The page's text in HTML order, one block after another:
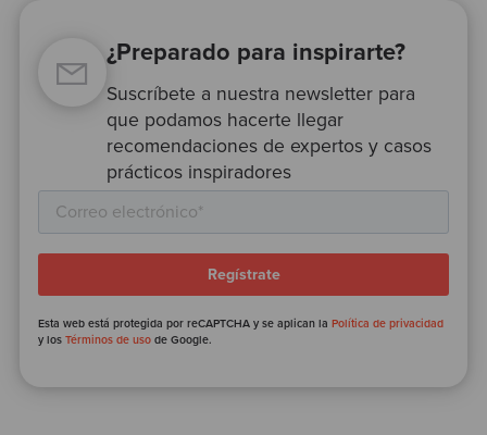
¿Preparado para inspirarte?
Suscríbete a nuestra newsletter para
que podamos hacerte llegar
recomendaciones de expertos y casos
prácticos inspiradores
Esta web está protegida por reCAPTCHA y se aplican laPolítica de privacidad
y losTérminos de uso de Google.